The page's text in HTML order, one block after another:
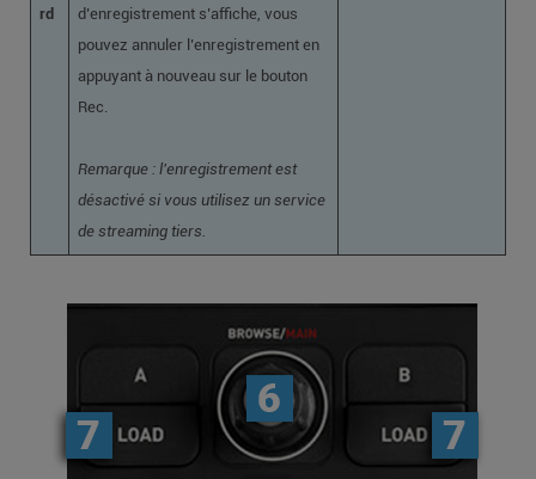
rd
d’enregistrement s’affiche, vous
pouvez annuler l’enregistrement en
appuyant à nouveau sur le bouton
Rec.
Remarque : l’enregistrement est
désactivé si vous utilisez un service
de streaming tiers.